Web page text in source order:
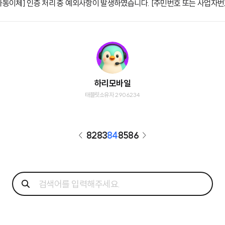
이체] 인증 처리 중 예외사항이 발생하였습니다. [주민번호 또는 사업자
하리모바일
태블릿소유자 2906234
8283848586